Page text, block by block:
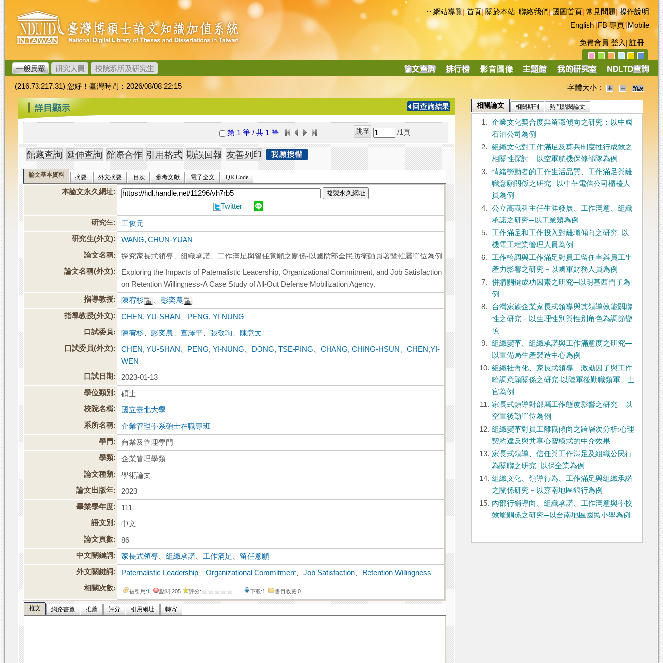
跳
到
主
要
內
容
臺
灣
博
碩
士
論
文
加
值
系
統
::: 網站導覽|首頁|關於本站 聯絡我們|國圖首頁 常見問題|操作說明
English|FB 專頁|Mobile
免費會員 登入 註冊
導
(216.73.217.31) 您好！臺灣時間：2026/08/08 22:15 字體大小：
::: 詳目顯示
第 1 筆 / 共 1 筆 /1 頁
論文基本資料 摘要 外文摘要 目次 參考文獻 電子全文 QR Code
本論文永久網址: 複製永久網址
Twitter
研究生:
王俊元
研究生(外文):
WANG, CHUN-YUAN
論文名稱:
探究家長式領導、組織承諾、工作滿足與留任意願之關係-以國防部全民防衛動員署暨轄屬單位為例
論文名稱(外文):
Exploring the Impacts of Paternalistic Leadership, Organizational Commitment, and Job Satisfaction
on Retention Willingness-A Case Study of All-Out Defense Mobilization Agency.
指導教授:
陳宥杉 、彭奕農
指導教授(外文):
CHEN, YU-SHAN
PENG, YI-NUNG
口試委員:
陳宥杉 、彭奕農 、董澤平 、張敬珣
陳意文
口試委員(外文):
CHEN, YU-SHAN PENG, YI-NUNG DONG, TSE-PING 、CHANG, CHING-HSUN 、CHEN,YI-
WEN
口試日期:
2023-01-13
學位類別:
碩士
校院名稱:
國立臺北大學
系所名稱:
企業管理學系碩士在職專班
學門:
商業及管理學門
學類:
企業管理學類
論文種類:
學術論文
論文出版年:
2023
畢業學年度:
111
語文別:
中文
論文頁數:
86
中文關鍵詞:
家長式領導 、組織承諾 工作滿足
留任意願
外文關鍵詞:
Paternalistic Leadership 、Organizational Commitment 、Job Satisfaction
Retention Willingness
相關次數:
被引用:1 點閱:205 評分: 下載:1 書目收藏:0
推文 網路書籤 推薦 評分 引用網址 轉寄
相關論文 相關期刊 熱門點閱論文
1.
企業文化契合度與留職傾向之研究：以中國
石油公司為例
2.
組織文化對工作滿足及募兵制度推行成效之
相關性探討—以空軍航機保修部隊為例
3. 情緒勞動者的工作生活品質、工作滿足與離
職意願關係之研究─以中華電信公司櫃檯人
員為例
4.
公立高職科主任生涯發展、工作滿意、組織
承諾之研究─以工業類為例
5.
工作滿足和工作投入對離職傾向之研究–以
機電工程業管理人員為例
6.
工作輪調與工作滿足對員工留任率與員工生
產力影響之研究－以國軍財務人員為例
7.
併購關鍵成功因素之研究─以明基西門子為
例
8.
台灣家族企業家長式領導與其領導效能關聯
性之研究－以生理性別與性別角色為調節變
項
9.
組織變革、組織承諾與工作滿意度之研究—
以軍備局生產製造中心為例
10. 組織社會化、家長式領導、激勵因子與工作
輪調意願關係之研究-以陸軍後勤職類軍、士
官為例
11. 家長式領導對部屬工作態度影響之研究—以
空軍後勤單位為例
12. 組織變革對員工離職傾向之跨層次分析:心理
契約違反與共享心智模式的中介效果
13. 家長式領導、信任與工作滿足及組織公民行
為關聯之研究–以保全業為例
14. 組織文化、領導行為、工作滿足與組織承諾
之關係研究－以嘉南地區銀行為例
15. 內部行銷導向、組織承諾、工作滿意與學校
效能關係之研究─以台南地區國民小學為例